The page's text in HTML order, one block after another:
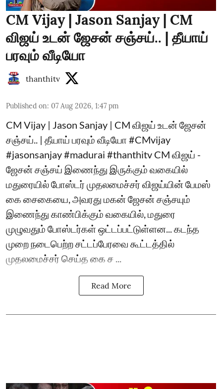
CM Vijay | Jason Sanjay | CM
விஜய் உடன் ஜேசன் சஞ்சய்.. | தீயாய்
பரவும் வீடியோ
thanthitv
Published on: 07 Aug 2026, 1:47 pm
CM Vijay | Jason Sanjay | CM விஜய் உடன் ஜேசன்
சஞ்சய்.. | தீயாய் பரவும் வீடியோ #CMvijay
#jasonsanjay #madurai #thanthitv CM விஜய் -
ஜேசன் சஞ்சய் இணைந்து இருக்கும் வகையில்
மதுரையில் போஸ்டர் முதலமைச்சர் விஜய்யின் பேமஸ்
கை சைகையை, அவரது மகன் ஜேசன் சஞ்சயும்
இணைந்து காண்பிக்கும் வகையில், மதுரை
முழுவதும் போஸ்டர்கள் ஒட்டப்பட்டுள்ளன... கடந்த
முறை நடைபெற்ற சட்டப்பேரவை கூட்டத்தில்
முதலமைச்சர் செய்த கை ச ...
Read More